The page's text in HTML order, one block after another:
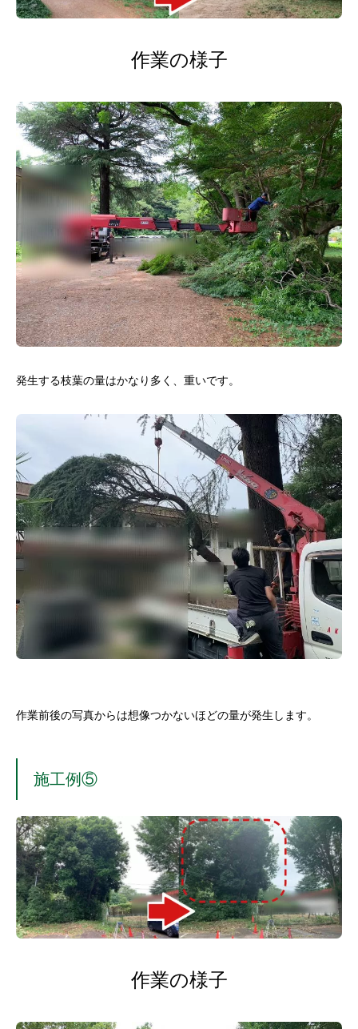
作業の様子
発生する枝葉の量はかなり多く、重いです。
作業前後の写真からは想像つかないほどの量が発生します。
施工例⑤
作業の様子